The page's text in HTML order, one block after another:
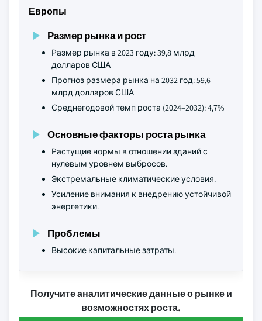
Европы
Размер рынка и рост
Размер рынка в 2023 году: 39,8 млрд
долларов США
Прогноз размера рынка на 2032 год: 59,6
млрд долларов США
Среднегодовой темп роста (2024–2032): 4,7%
Основные факторы роста рынка
Растущие нормы в отношении зданий с
нулевым уровнем выбросов.
Экстремальные климатические условия.
Усиление внимания к внедрению устойчивой
энергетики.
Проблемы
Высокие капитальные затраты.
Получите аналитические данные о рынке и
возможностях роста.